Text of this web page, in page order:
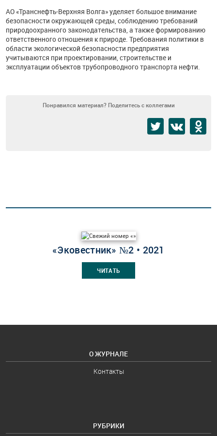
АО «Транснефть-Верхняя Волга» уделяет большое внимание
безопасности окружающей среды, соблюдению требований
природоохранного законодательства, а также формированию
ответственного отношения к природе. Требования политики в
области экологической безопасности предприятия
учитываются при проектировании, строительстве и
эксплуатации объектов трубопроводного транспорта нефти.
Понравился материал? Поделитесь с коллегами
«Эковестник» №2 • 2021
ЧИТАТЬ
О ЖУРНАЛЕ
Контакты
РУБРИКИ